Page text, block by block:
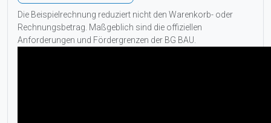
Die Beispielrechnung reduziert nicht den Warenkorb- oder
Rechnungsbetrag. Maßgeblich sind die offiziellen
Anforderungen und Fördergrenzen der BG BAU.